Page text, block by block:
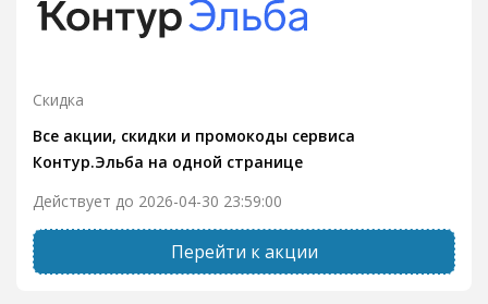
Скидка
Все акции, скидки и промокоды сервиса
Контур.Эльба на одной странице
Действует до 2026-04-30 23:59:00
Перейти к акции